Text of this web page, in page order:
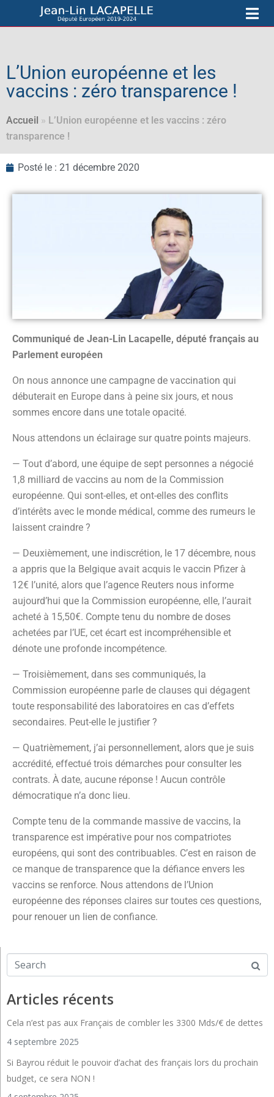
L’Union européenne et les
vaccins : zéro transparence !
Accueil » L’Union européenne et les vaccins : zéro
transparence !
Posté le : 21 décembre 2020
Communiqué de Jean-Lin Lacapelle, député français au
Parlement européen
On nous annonce une campagne de vaccination qui
débuterait en Europe dans à peine six jours, et nous
sommes encore dans une totale opacité.
Nous attendons un éclairage sur quatre points majeurs.
— Tout d’abord, une équipe de sept personnes a négocié
1,8 milliard de vaccins au nom de la Commission
européenne. Qui sont-elles, et ont-elles des conflits
d’intérêts avec le monde médical, comme des rumeurs le
laissent craindre ?
— Deuxièmement, une indiscrétion, le 17 décembre, nous
a appris que la Belgique avait acquis le vaccin Pfizer à
12€ l’unité, alors que l’agence Reuters nous informe
aujourd’hui que la Commission européenne, elle, l’aurait
acheté à 15,50€. Compte tenu du nombre de doses
achetées par l’UE, cet écart est incompréhensible et
dénote une profonde incompétence.
— Troisièmement, dans ses communiqués, la
Commission européenne parle de clauses qui dégagent
toute responsabilité des laboratoires en cas d’effets
secondaires. Peut-elle le justifier ?
— Quatrièmement, j’ai personnellement, alors que je suis
accrédité, effectué trois démarches pour consulter les
contrats. À date, aucune réponse ! Aucun contrôle
démocratique n’a donc lieu.
Compte tenu de la commande massive de vaccins, la
transparence est impérative pour nos compatriotes
européens, qui sont des contribuables. C’est en raison de
ce manque de transparence que la défiance envers les
vaccins se renforce. Nous attendons de l’Union
européenne des réponses claires sur toutes ces questions,
pour renouer un lien de confiance.
Articles récents
Cela n’est pas aux Français de combler les 3300 Mds/€ de dettes
4 septembre 2025
Si Bayrou réduit le pouvoir d’achat des français lors du prochain
budget, ce sera NON !